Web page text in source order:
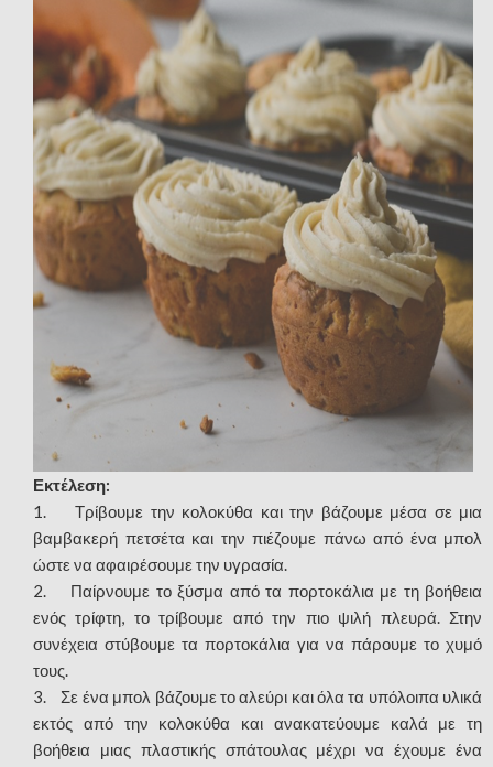
Εκτέλεση:
1. Τρίβουμε την κολοκύθα και την βάζουμε μέσα σε μια
βαμβακερή πετσέτα και την πιέζουμε πάνω από ένα μπολ
ώστε να αφαιρέσουμε την υγρασία.
2. Παίρνουμε το ξύσμα από τα πορτοκάλια με τη βοήθεια
ενός τρίφτη, το τρίβουμε από την πιο ψιλή πλευρά. Στην
συνέχεια στύβουμε τα πορτοκάλια για να πάρουμε το χυμό
τους.
3. Σε ένα μπολ βάζουμε το αλεύρι και όλα τα υπόλοιπα υλικά
εκτός από την κολοκύθα και ανακατεύουμε καλά με τη
βοήθεια μιας πλαστικής σπάτουλας μέχρι να έχουμε ένα